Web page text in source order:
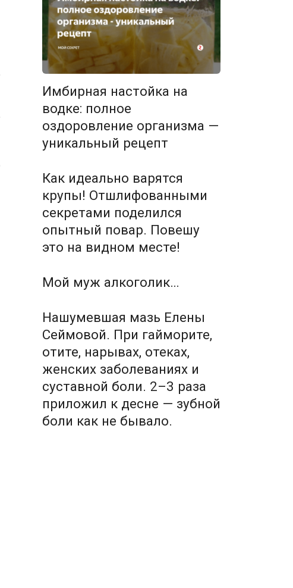
Имбирная настойка на
водке: полное
оздоровление организма —
уникальный рецепт
Как идеально варятся
крупы! Отшлифованными
секретами поделился
опытный повар. Повешу
это на видном месте!
Мой муж алкоголик…
Нашумевшая мазь Елены
Сеймовой. При гайморите,
отите, нарывах, отеках,
женских заболеваниях и
суставной боли. 2–3 раза
приложил к десне — зубной
боли как не бывало.